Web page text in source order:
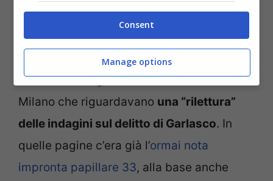
ex pm antimafia ed antiterrorismo Alberto
Nobili, ora anch’egli in pensione. Nel
dossier c’erano degli accertamenti del
Nucleo investigativo dei carabinieri di
Milano che riguardavano una “rilettura”
delle indagini sul delitto di Garlasco. In
quelle pagine c’era già l’ormai nota
impronta papillare 33, alla base anche
Consent
Manage options